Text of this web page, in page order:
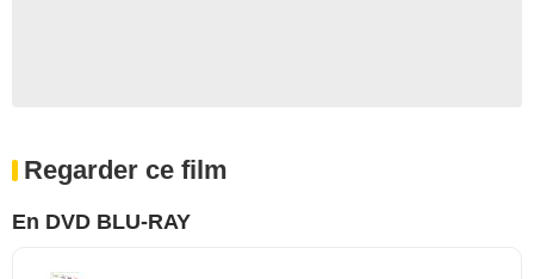
Regarder ce film
En DVD BLU-RAY